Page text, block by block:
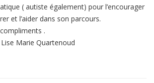
( autiste également) pour l’encourager
et l’aider dans son parcours.
.
Marie Quartenoud